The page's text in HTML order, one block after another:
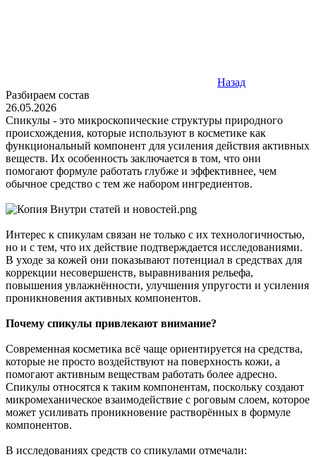
Назад
Разбираем состав
26.05.2026
Спикулы - это микроскопические структуры природного
происхождения, которые используют в косметике как
функциональный компонент для усиления действия активных
веществ. Их особенность заключается в том, что они
помогают формуле работать глубже и эффективнее, чем
обычное средство с тем же набором ингредиентов.
Интерес к спикулам связан не только с их технологичностью,
но и с тем, что их действие подтверждается исследованиями.
В уходе за кожей они показывают потенциал в средствах для
коррекции несовершенств, выравнивания рельефа,
повышения увлажнённости, улучшения упругости и усиления
проникновения активных компонентов.
Почему спикулы привлекают внимание?
Современная косметика всё чаще ориентируется на средства,
которые не просто воздействуют на поверхность кожи, а
помогают активным веществам работать более адресно.
Спикулы относятся к таким компонентам, поскольку создают
микромеханическое взаимодействие с роговым слоем, которое
может усиливать проникновение растворённых в формуле
компонентов.
В исследованиях средств со спикулами отмечали: